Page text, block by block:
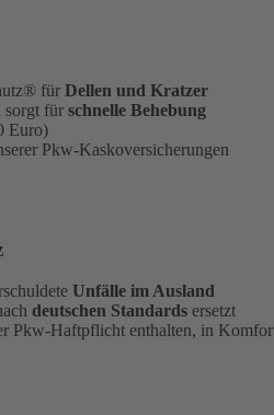
für Dellen und Kratzer
sorgt für schnelle Behebung
Euro)
Pkw-Kaskoversicherungen
Unfälle im Ausland
deutschen Standards ersetzt
Pkw-Haftpflicht enthalten, in